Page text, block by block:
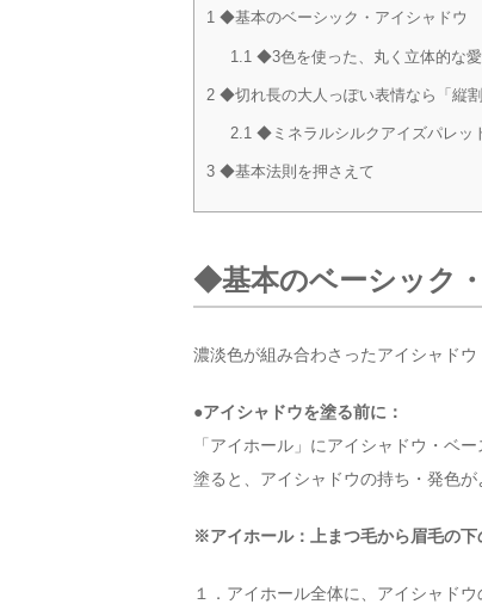
1 ◆基本のベーシック・アイシャドウ
1.1 ◆3色を使った、丸く立体的な
2 ◆切れ長の大人っぽい表情なら「縦割
2.1◆ミネラルシルクアイズパレッ
3 ◆基本法則を押さえて
◆基本のベーシック
濃淡色が組み合わさったアイシャド
●アイシャドウを塗る前に：
「アイホール」にアイシャドウ・ベ
塗ると、アイシャドウの持ち・発色
※アイホール：上まつ毛から眉毛の
１．アイホール全体に、アイシャド